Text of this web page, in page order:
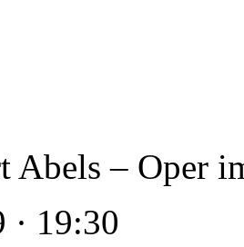
Abels – Oper
· 19:30